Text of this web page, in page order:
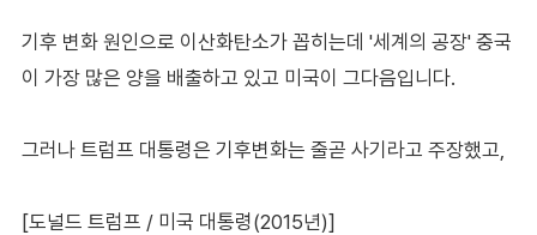
기후 변화 원인으로 이산화탄소가 꼽히는데 '세계의 공장' 중국
이 가장 많은 양을 배출하고 있고 미국이 그다음입니다.
그러나 트럼프 대통령은 기후변화는 줄곧 사기라고 주장했고,
[도널드 트럼프 / 미국 대통령(2015년)]